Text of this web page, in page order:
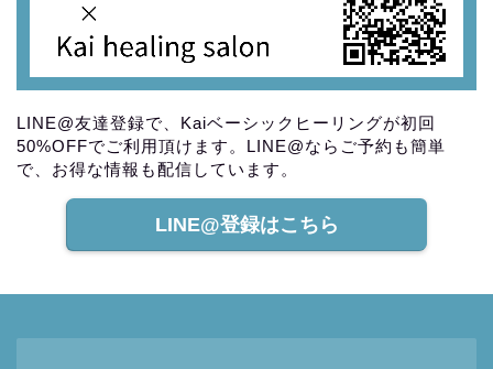
LINE@友達登録で、Kaiベーシックヒーリングが初回
50%OFFでご利用頂けます。LINE@ならご予約も簡単
で、お得な情報も配信しています。
LINE@登録はこちら